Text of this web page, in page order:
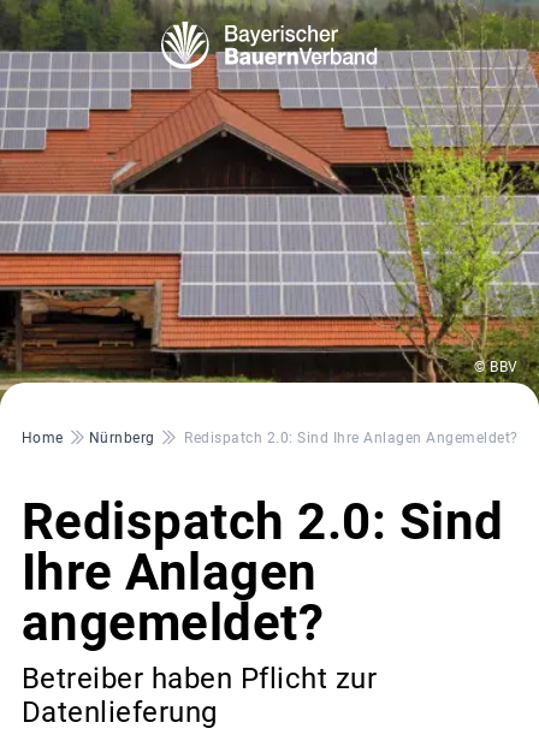
© BBV
Pfadnavigation
Home Nürnberg Redispatch 2.0: Sind Ihre Anlagen Angemeldet?
Redispatch 2.0: Sind
Ihre Anlagen
angemeldet?
Betreiber haben Pflicht zur
Datenlieferung